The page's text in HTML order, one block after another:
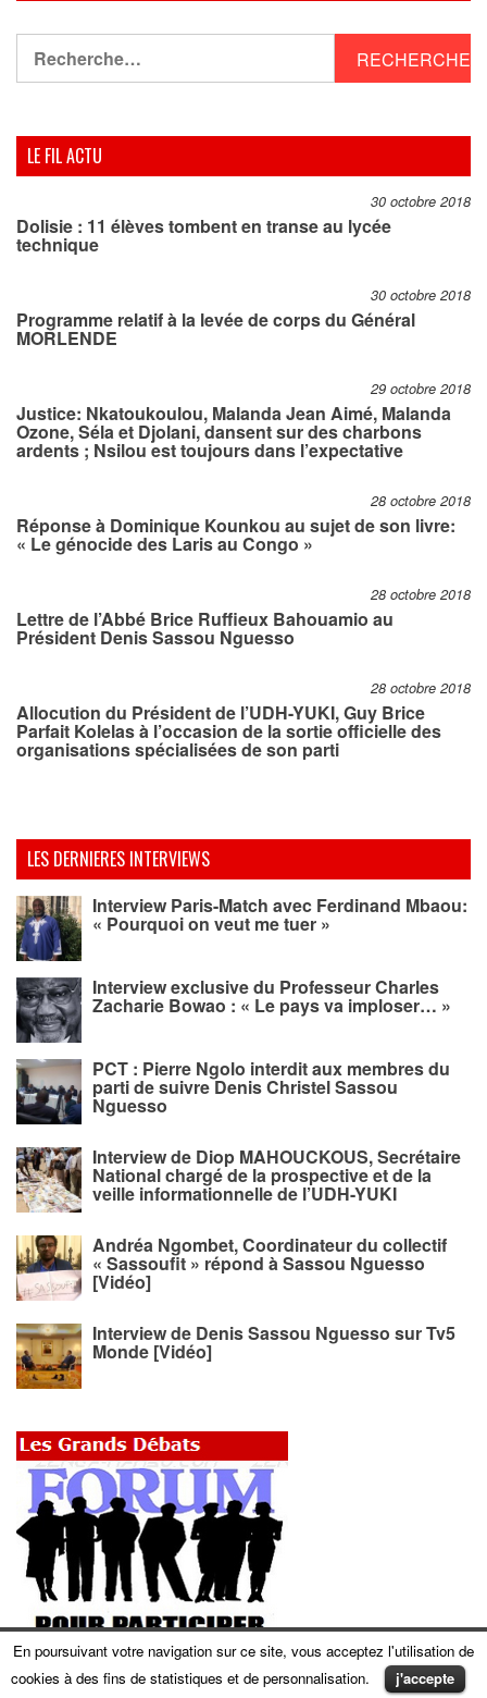
LE FIL ACTU
30 octobre 2018
Dolisie : 11 élèves tombent en transe au lycée
technique
30 octobre 2018
Programme relatif à la levée de corps du Général
MORLENDE
29 octobre 2018
Justice: Nkatoukoulou, Malanda Jean Aimé, Malanda
Ozone, Séla et Djolani, dansent sur des charbons
ardents ; Nsilou est toujours dans l’expectative
28 octobre 2018
Réponse à Dominique Kounkou au sujet de son livre:
« Le génocide des Laris au Congo »
28 octobre 2018
Lettre de l’Abbé Brice Ruffieux Bahouamio au
Président Denis Sassou Nguesso
28 octobre 2018
Allocution du Président de l’UDH-YUKI, Guy Brice
Parfait Kolelas à l’occasion de la sortie officielle des
organisations spécialisées de son parti
LES DERNIERES INTERVIEWS
Interview Paris-Match avec Ferdinand Mbaou:
« Pourquoi on veut me tuer »
Interview exclusive du Professeur Charles
Zacharie Bowao : « Le pays va imploser… »
PCT : Pierre Ngolo interdit aux membres du
parti de suivre Denis Christel Sassou
Nguesso
Interview de Diop MAHOUCKOUS, Secrétaire
National chargé de la prospective et de la
veille informationnelle de l’UDH-YUKI
Andréa Ngombet, Coordinateur du collectif
« Sassoufit » répond à Sassou Nguesso
[Vidéo]
Interview de Denis Sassou Nguesso sur Tv5
Monde [Vidéo]
En poursuivant votre navigation sur ce site, vous acceptez l'utilisation de
cookies à des fins de statistiques et de personnalisation.
j'accepte